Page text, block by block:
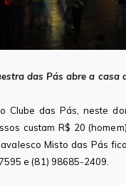
das Pás abre a casa
Clube das Pás, neste
custam R$ 20
Misto das Pás
e (81) 98685-2409.